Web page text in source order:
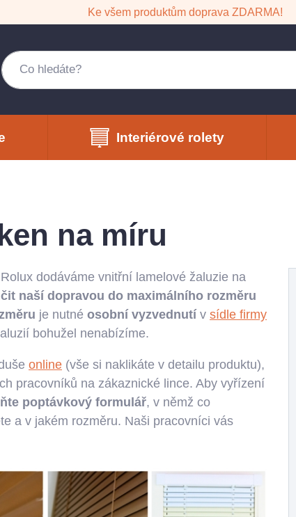
Ke všem produktům doprava ZDARMA!
Interiérové rolety
na míru
dodáváme vnitřní lamelové žaluzie na
naší dopravou do maximálního rozměru
je nutné osobní vyzvednutí v sídle firmy
bohužel nenabízíme.
online (vše si naklikáte v detailu produktu),
pracovníků na zákaznické lince. Aby vyřízení
poptávkový formulář, v němž co
a v jakém rozměru. Naši pracovníci vás